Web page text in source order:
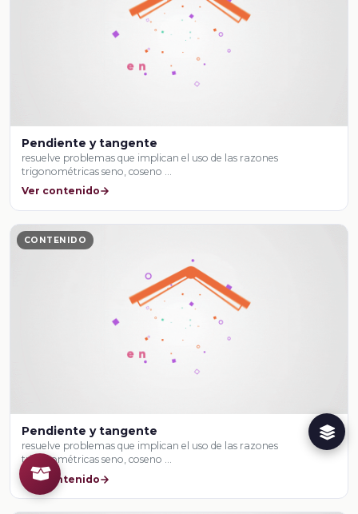
Pendiente y tangente
resuelve problemas que implican el uso de las razones
trigonométricas seno, coseno …
Ver contenido
CONTENIDO
Pendiente y tangente
resuelve problemas que implican el uso de las razones
trigonométricas seno, coseno …
Ver contenido